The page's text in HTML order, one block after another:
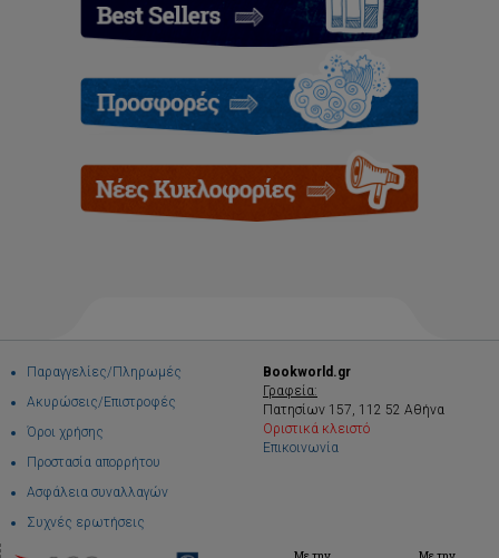
Παραγγελίες/Πληρωμές
Ακυρώσεις/Επιστροφές
Όροι χρήσης
Προστασία απορρήτου
Ασφάλεια συναλλαγών
Συχνές ερωτήσεις
Bookworld.gr
Γραφεία:
Πατησίων 157, 112 52 Αθήνα
Οριστικά κλειστό
Επικοινωνία